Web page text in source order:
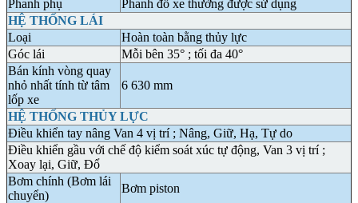
Phanh phụ
Phanh đỗ xe thường được sử dụng
HỆ THỐNG LÁI
Loại
Hoàn toàn bằng thủy lực
Góc lái
Mỗi bên 35° ; tối đa 40°
Bán kính vòng quay
nhỏ nhất tính từ tâm
lốp xe
6 630 mm
HỆ THỐNG THỦY LỰC
Điều khiển tay nâng Van 4 vị trí ; Nâng, Giữ, Hạ, Tự do
Điều khiển gầu với chế độ kiểm soát xúc tự động, Van 3 vị trí ;
Xoay lại, Giữ, Đổ
Bơm chính (Bơm lái
chuyển)
Bơm piston